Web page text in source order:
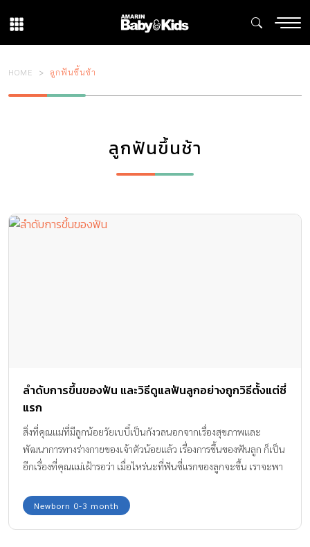
HOME ลูกฟันขึ้นช้า
ลูกฟันขึ้นช้า
ลำดับการขึ้นของฟัน และวิธีดูแลฟันลูกอย่างถูกวิธีตั้งแต่ซี่
แรก
สิ่งที่คุณแม่ที่มีลูกน้อยวัยเบบี๋เป็นกังวลนอกจากเรื่องสุขภาพและ
พัฒนาการทางร่างกายของเจ้าตัวน้อยแล้ว เรื่องการขึ้นของฟันลูก ก็เป็น
อีกเรื่องที่คุณแม่เฝ้ารอว่า เมื่อไหร่นะที่ฟันซี่แรกของลูกจะขึ้น เราจะพา
พร้อมคำแนะนำในการดูแลฟันลูกอย่างถูกวิธีตั้งแต่ซี่แรกกันค่ะ
Newborn 0-3 month